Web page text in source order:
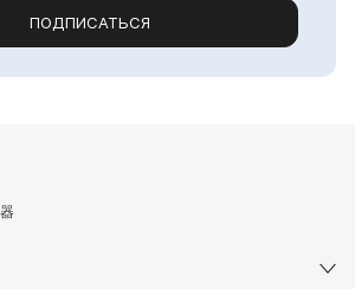
ПОДПИСАТЬСЯ